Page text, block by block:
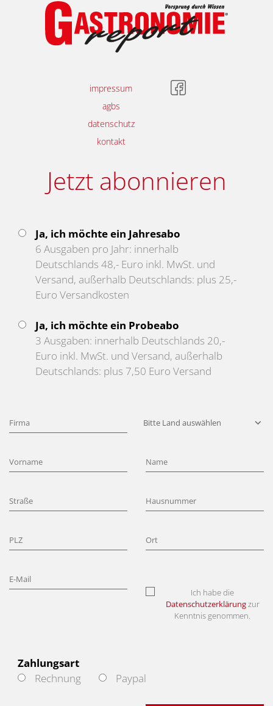
impressum
agbs
datenschutz
kontakt
Jetzt abonnieren
Ja, ich möchte ein Jahresabo
6 Ausgaben pro Jahr: innerhalb
Deutschlands 48,- Euro inkl. MwSt. und
Versand, außerhalb Deutschlands: plus 25,-
Euro Versandkosten
Ja, ich möchte ein Probeabo
3 Ausgaben: innerhalb Deutschlands 20,-
Euro inkl. MwSt. und Versand, außerhalb
Deutschlands: plus 7,50 Euro Versand
Ich habe die
Datenschutzerklärungzur
Kenntnis genommen.
Zahlungsart
Rechnung
Paypal